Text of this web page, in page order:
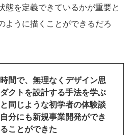
態を定義できているかが重要と
ように描くことができるだろ
間で、無理なくデザイン思
クトを設計する手法を学ぶ
同じような初学者の体験談
分にも新規事業開発ができ
ことができた